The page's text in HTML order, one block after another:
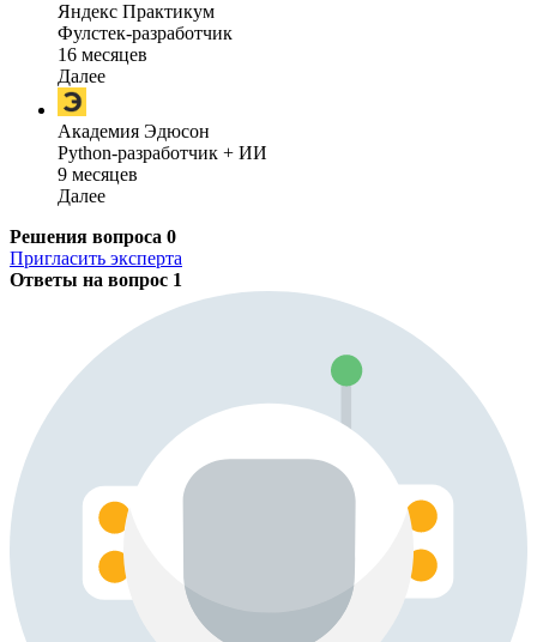
Яндекс Практикум
Фулстек-разработчик
16 месяцев
Далее
Академия Эдюсон
Python-разработчик + ИИ
9 месяцев
Далее
Решения вопроса 0
Пригласить эксперта
Ответы на вопрос 1